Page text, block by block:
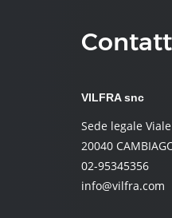
VILFRA snc
Sede legale
20040
02-95345356
info@vilfra.com